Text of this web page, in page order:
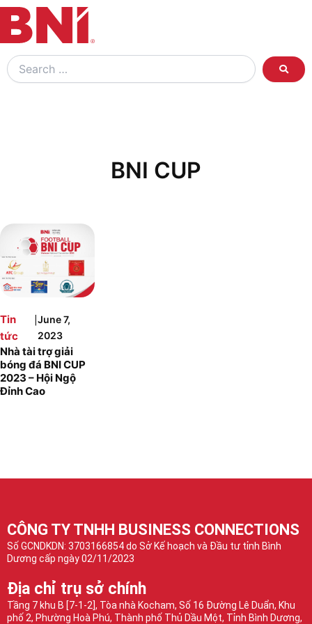
Search
…
BNI CUP
Tin
tức
|June 7,
2023
Nhà tài trợ giải
bóng đá BNI CUP
2023 – Hội Ngộ
Đỉnh Cao
CÔNG TY TNHH BUSINESS CONNECTIONS
Số GCNDKDN: 3703166854 do Sở Kế hoạch và Đầu tư tỉnh Bình
Dương cấp ngày 02/11/2023
Địa chỉ trụ sở chính
Tầng 7 khu B [7-1-2], Tòa nhà Kocham, Số 16 Đường Lê Duẩn, Khu
phố 2, Phường Hoà Phú, Thành phố Thủ Dầu Một, Tỉnh Bình Dương,